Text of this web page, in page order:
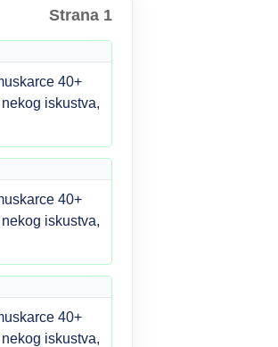
Strana 1
40+
iskustva,
40+
iskustva,
40+
iskustva,